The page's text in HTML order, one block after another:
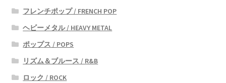
フレンチポップ / FRENCH POP
ヘビーメタル / HEAVY METAL
ポップス / POPS
リズム＆ブルース / R&B
ロック / ROCK